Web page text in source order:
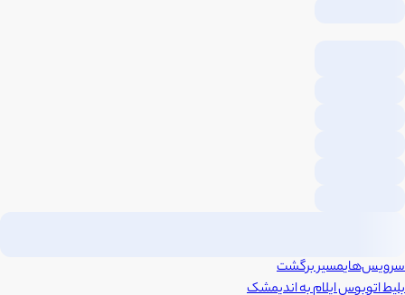
سرویس‌هایمسیر برگشت
بلیط اتوبوسایلامبهاندیمشک